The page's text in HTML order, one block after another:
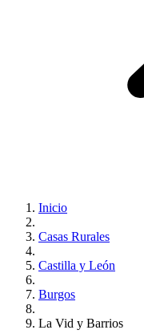
Inicio
Casas Rurales
Castilla y León
Burgos
La Vid y Barrios